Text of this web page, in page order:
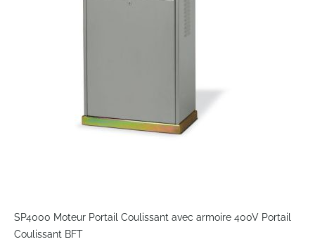
to
the
SP4000 Moteur Portail Coulissant avec armoire 400V Portail
Coulissant BFT